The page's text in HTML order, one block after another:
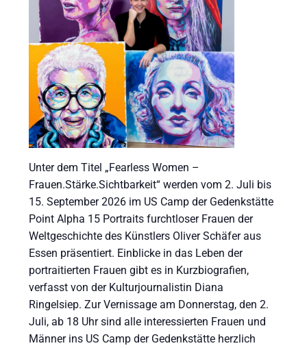
Unter dem Titel „Fearless Women –
Frauen.Stärke.Sichtbarkeit“ werden vom 2. Juli bis
15. September 2026 im US Camp der Gedenkstätte
Point Alpha 15 Portraits furchtloser Frauen der
Weltgeschichte des Künstlers Oliver Schäfer aus
Essen präsentiert. Einblicke in das Leben der
portraitierten Frauen gibt es in Kurzbiografien,
verfasst von der Kulturjournalistin Diana
Ringelsiep. Zur Vernissage am Donnerstag, den 2.
Juli, ab 18 Uhr sind alle interessierten Frauen und
Männer ins US Camp der Gedenkstätte herzlich